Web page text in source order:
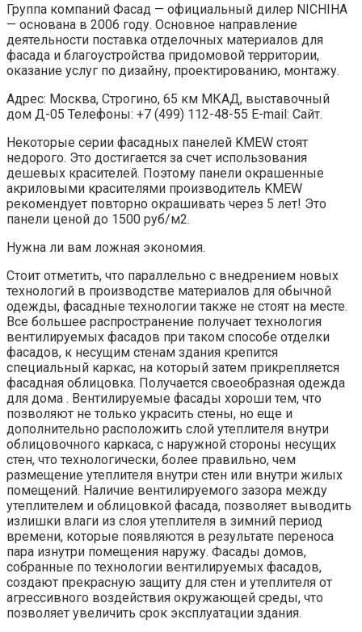
Группа компаний Фасад — официальный дилер NICHIHA
— основана в 2006 году. Основное направление
деятельности поставка отделочных материалов для
фасада и благоустройства придомовой территории,
оказание услуг по дизайну, проектированию, монтажу.
Адрес: Москва, Строгино, 65 км МКАД, выставочный
дом Д-05 Телефоны: +7 (499) 112-48-55 E-mail: Сайт.
Некоторые серии фасадных панелей KMEW стоят
недорого. Это достигается за счет использования
дешевых красителей. Поэтому панели окрашенные
акриловыми красителями производитель KMEW
рекомендует повторно окрашивать через 5 лет! Это
панели ценой до 1500 руб/м2.
Нужна ли вам ложная экономия.
Стоит отметить, что параллельно с внедрением новых
технологий в производстве материалов для обычной
одежды, фасадные технологии также не стоят на месте.
Все большее распространение получает технология
вентилируемых фасадов при таком способе отделки
фасадов, к несущим стенам здания крепится
специальный каркас, на который затем прикрепляется
фасадная облицовка. Получается своеобразная одежда
для дома . Вентилируемые фасады хороши тем, что
позволяют не только украсить стены, но еще и
дополнительно расположить слой утеплителя внутри
облицовочного каркаса, с наружной стороны несущих
стен, что технологически, более правильно, чем
размещение утеплителя внутри стен или внутри жилых
помещений. Наличие вентилируемого зазора между
утеплителем и облицовкой фасада, позволяет выводить
излишки влаги из слоя утеплителя в зимний период
времени, которые появляются в результате переноса
пара изнутри помещения наружу. Фасады домов,
собранные по технологии вентилируемых фасадов,
создают прекрасную защиту для стен и утеплителя от
агрессивного воздействия окружающей среды, что
позволяет увеличить срок эксплуатации здания.